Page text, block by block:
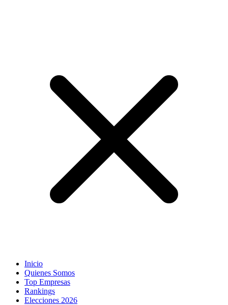
Inicio
Quienes Somos
Top Empresas
Rankings
Elecciones 2026